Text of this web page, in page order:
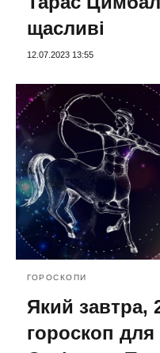
щасливі
12.07.2023 13:55
ГОРОСКОПИ
Який завтра,
гороскоп для